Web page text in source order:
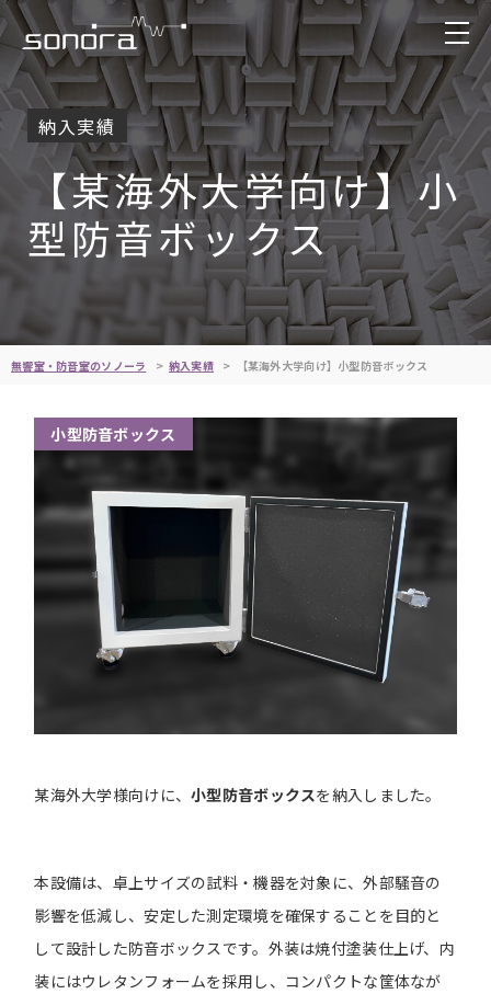
納入実績
【某海外大学向け】小
型防音ボックス
無響室・防音室のソノーラ 納入実績 【某海外大学向け】小型防音ボックス
小型防音ボックス
某海外大学様向けに、小型防音ボックスを納入しました。
本設備は、卓上サイズの試料・機器を対象に、外部騒音の
影響を低減し、安定した測定環境を確保することを目的と
して設計した防音ボックスです。外装は焼付塗装仕上げ、内
装にはウレタンフォームを採用し、コンパクトな筐体なが